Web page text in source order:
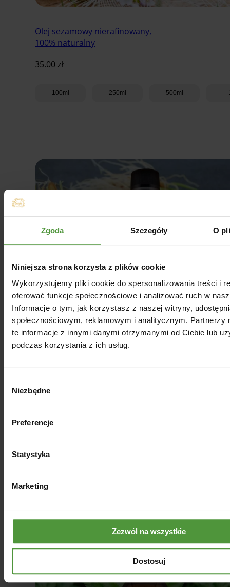
Zgoda Szczegóły O
Niniejsza strona korzysta z plików cookie
Wykorzystujemy pliki cookie do spersonalizowania treści i
oferować funkcje społecznościowe i analizować ruch w
Informacje o tym, jak korzystasz z naszej witryny,
społecznościowym, reklamowym i analitycznym. Partnerzy
te informacje z innymi danymi otrzymanymi od Ciebie lub
podczas korzystania z ich usług.
zgody
Niezbędne
Preferencje
Statystyka
Marketing
Zezwól na wszystkie
Dostosuj
Olej sezamowy nierafinowany,
100% naturalny
35.00 zł
100ml 250ml 500ml
nierafinowany, 100% naturalny